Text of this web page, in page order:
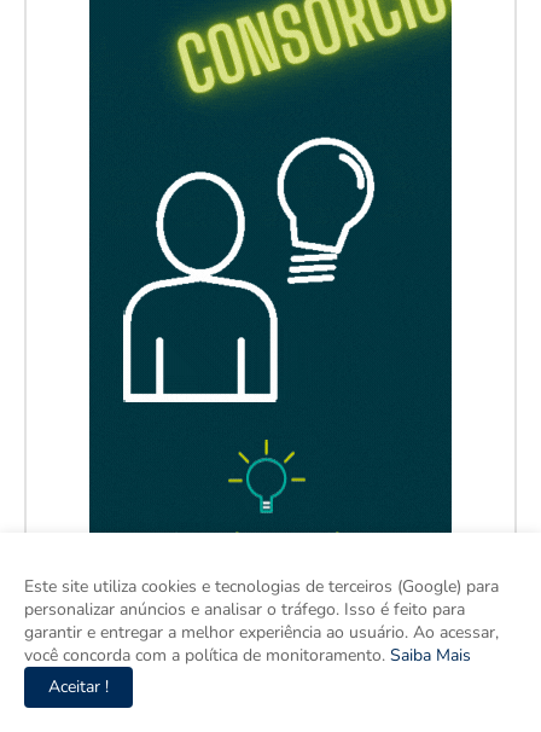
Este site utiliza cookies e tecnologias de terceiros (Google) para
personalizar anúncios e analisar o tráfego. Isso é feito para
garantir e entregar a melhor experiência ao usuário. Ao acessar,
você concorda com a política de monitoramento. Saiba Mais
Aceitar !